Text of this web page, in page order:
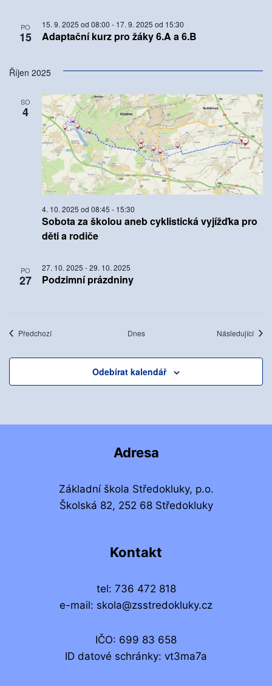
PO
15 Adaptační kurz pro žáky 6.A a 6.B
15. 9. 2025 od 08:00 - 17. 9. 2025 od 15:30
Říjen 2025
SO
4
Sobota za školou aneb cyklistická vyjížďka pro
děti a rodiče
4. 10. 2025 od 08:45 - 15:30
PO
27 Podzimní prázdniny
27. 10. 2025 -29. 10. 2025
PředchozíAkce Dnes NásledujícíAkce
Odebírat kalendář
Adresa
Základní škola Středokluky, p.o.
Školská 82, 252 68 Středokluky
Kontakt
tel: 736 472 818
e-mail: skola@zsstredokluky.cz
IČO: 699 83 658
ID datové schránky: vt3ma7a